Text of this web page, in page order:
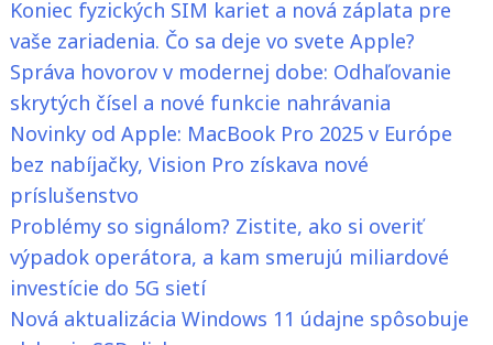
Koniec fyzických SIM kariet a nová záplata pre
vaše zariadenia. Čo sa deje vo svete Apple?
Správa hovorov v modernej dobe: Odhaľovanie
skrytých čísel a nové funkcie nahrávania
Novinky od Apple: MacBook Pro 2025 v Európe
bez nabíjačky, Vision Pro získava nové
príslušenstvo
Problémy so signálom? Zistite, ako si overiť
výpadok operátora, a kam smerujú miliardové
investície do 5G sietí
Nová aktualizácia Windows 11 údajne spôsobuje